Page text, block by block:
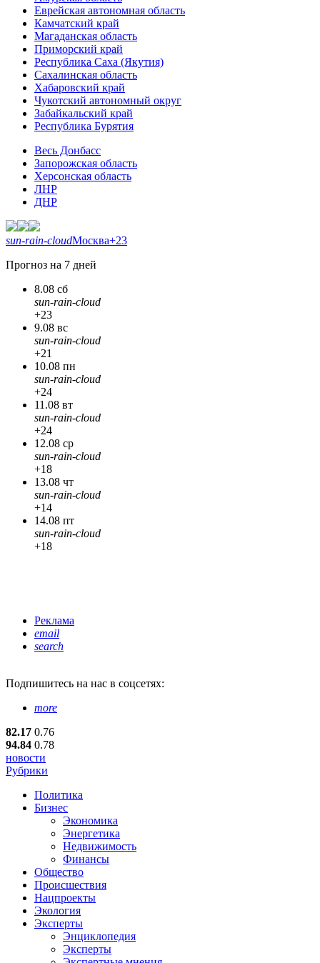
Еврейская автономная область
Камчатский край
Магаданская область
Приморский край
Республика Саха (Якутия)
Сахалинская область
Хабаровский край
Чукотский автономный округ
Забайкальский край
Республика Бурятия
Весь Донбасс
Запорожская область
Херсонская область
ЛНР
ДНР
sun-rain-cloudМосква+23
Прогноз на 7 дней
8.08 сб
sun-rain-cloud
+23
9.08 вс
sun-rain-cloud
+21
10.08 пн
sun-rain-cloud
+24
11.08 вт
sun-rain-cloud
+24
12.08 ср
sun-rain-cloud
+18
13.08 чт
sun-rain-cloud
+14
14.08 пт
sun-rain-cloud
+18
Реклама
email
search
Подпишитесь на нас в соцсетях:
more
82.17 0.76
94.84 0.78
новости
Рубрики
Политика
Бизнес
Экономика
Энергетика
Недвижимость
Финансы
Общество
Происшествия
Нацпроекты
Экология
Эксперты
Энциклопедия
Эксперты